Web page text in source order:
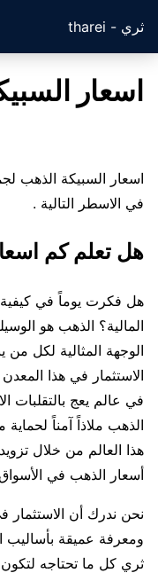
ثري - tharei
اسعار
اسعار السبيكة الذهب
في الاسطر التالية .
هل تعلم كم
هل فكرت يوماً في كيفية
المالية؟ الذهب هو
الوجهة المثالية لكل
الاستثمار في هذا
في عالم يعج بالتقلبات
الذهب ملاذاً آمناً
هذا العالم من خلال
أسعار الذهب في الأسواق
نحن ندرك أن
ومعرفة عميقة بأساليب
ثري كل ما تحتاجه